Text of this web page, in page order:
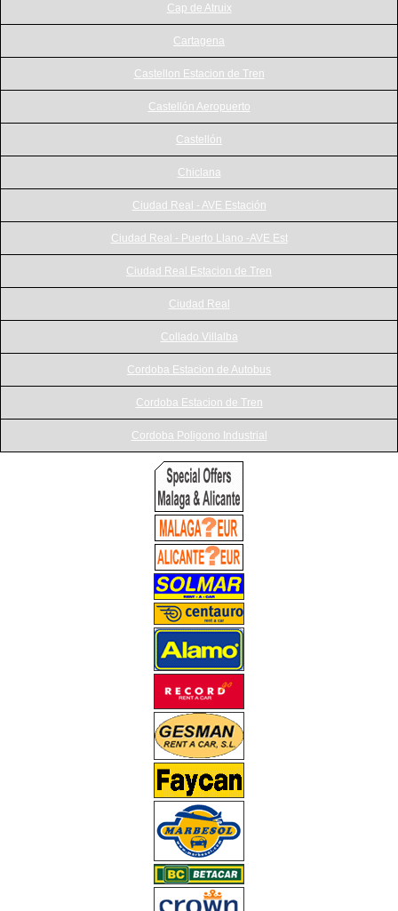
Cap de Atruix
Cartagena
Castellon Estacion de Tren
Castellón Aeropuerto
Castellón
Chiclana
Ciudad Real - AVE Estación
Ciudad Real - Puerto Llano -AVE Est
Ciudad Real Estacion de Tren
Ciudad Real
Collado Villalba
Cordoba Estacion de Autobus
Cordoba Estacion de Tren
Cordoba Poligono Industrial